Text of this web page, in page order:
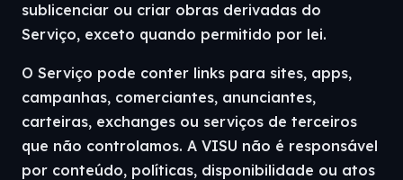
sublicenciar ou criar obras derivadas do
Serviço, exceto quando permitido por lei.
O Serviço pode conter links para sites, apps,
campanhas, comerciantes, anunciantes,
carteiras, exchanges ou serviços de terceiros
que não controlamos. A VISU não é responsável
por conteúdo, políticas, disponibilidade ou atos